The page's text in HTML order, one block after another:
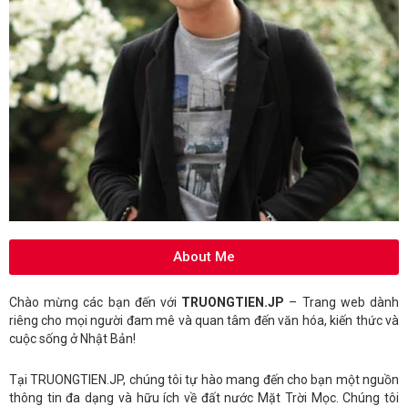
About Me
Chào mừng các bạn đến với TRUONGTIEN.JP – Trang web dành
riêng cho mọi người đam mê và quan tâm đến văn hóa, kiến thức và
cuộc sống ở Nhật Bản!
Tại TRUONGTIEN.JP, chúng tôi tự hào mang đến cho bạn một nguồn
thông tin đa dạng và hữu ích về đất nước Mặt Trời Mọc. Chúng tôi